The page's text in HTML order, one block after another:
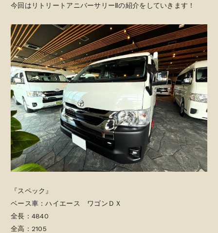
今回はリトリートアニバーサリーⅡの紹介をしていきます！
『スペック』
ベース車：ハイエース ワゴンＤＸ
全長：4840
全高：2105